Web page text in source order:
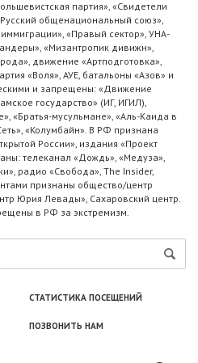
партия», «Свидетели
общенациональный союз»,
«Правый сектор», УНА-
«Мизантропик дивижн»,
движение «Артподготовка»,
«Воля», АУЕ, батальоны «Азов» и
и запрещены: «Движение
государство» (ИГ, ИГИЛ),
«Братья-мусульмане», «Аль-Каида в
«Колумбайн». В РФ признана
России», издания «Проект
телеканал «Дождь», «Медуза»,
радио «Свобода», The Insider,
признаны общество/центр
Юрия Левады», Сахаровский центр.
в РФ за экстремизм.
СТАТИСТИКА ПОСЕЩЕНИЙ
ПОЗВОНИТЬ НАМ